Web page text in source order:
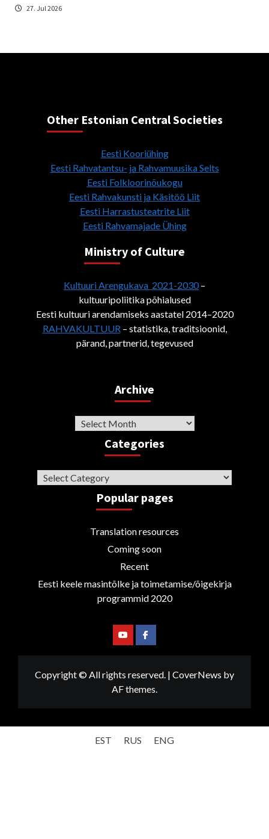
27. Jul 2026
Other Estonian Central Societies
Eesti Kooriühing
Eesti Rahvatantsu- ja Rahvamuusika Selts
Eesti Folkloorinõukogu
Eesti Rahvakunsti ja Käsitöö Liit
Eesti Harrastusteatrite Liit
Eesti Rahvamajade Ühing
Ministry of Culture
Kultuuri Arengukava 2021-2030–
kultuuripoliitika põhialused
Eesti kultuuri arendamiseks aastatel 2014–2020
RAHVAKULTUUR – statistika, traditsioonid,
pärand, partnerid, tegevused
Archive
Archive
Categories
Categories
Popular pages
Translation resources
Coming soon
Recent
Eesti keele masintõlke ja toimetamise/õigekirja
programmid 2020
YoutubeFacebook
Copyright © All rights reserved. | CoverNews by
AF themes.
EST RUS ENG